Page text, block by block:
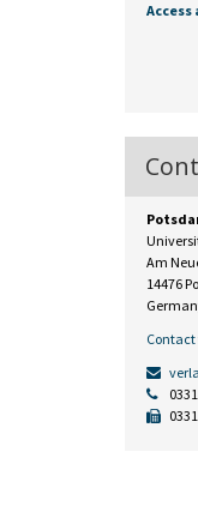
Am
14476
Contact